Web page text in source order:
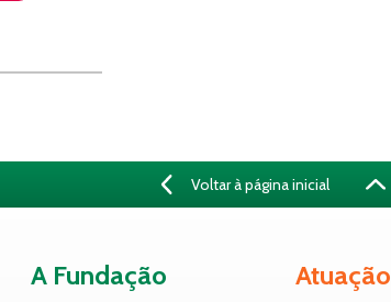
Voltar à página inicial
A Fundação Atuação